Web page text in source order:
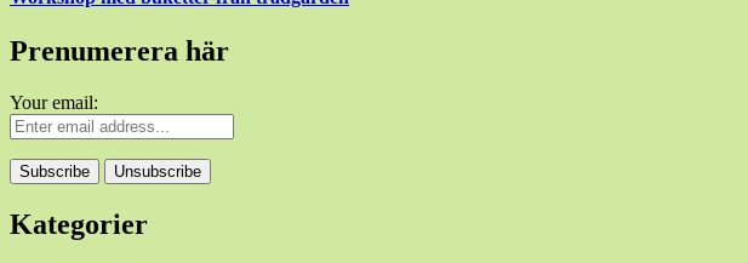
Prenumerera här
Your email:
Kategorier